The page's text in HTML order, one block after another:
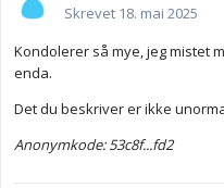
Skrevet 18. mai 2025
Kondolerer så mye, jeg mistet
enda.
Det du beskriver er ikke
Anonymkode: 53c8f...fd2